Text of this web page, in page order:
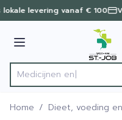
Ga naar de inhoud
1 van 1
levering vanaf € 100
Menu
Product, merk,
Home / Dieet, voeding